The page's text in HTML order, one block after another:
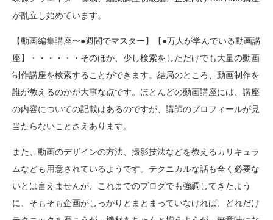
が乱立し始めています。
【動画編集講座〜●週間でマスター】【●万人が学んでいる動画講
座】・・・・・・そのほか、少し検索をしただけでも大量の動画
制作講座を検索することができます。結局のところ、動画制作を
誰が教えるのかが大事な点です。ほとんどの動画講座には、講座
の内容についての記載はあるのですが、講師のプロフィールが見
当たらないことさえあります。
また、動画のデザインの方法、撮影技法などを教えるカリキュラ
ムなども用意されているようです。テクニカルな話も全く必要な
いとは言えませんが、これまでのブログでも強調してきたよう
に、そもそも企画がしっかりとまとまっていなければ、どれだけ